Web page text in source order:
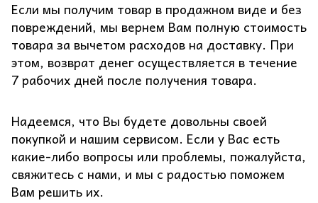
Если мы получим товар в продажном виде и без
повреждений, мы вернем Вам полную стоимость
товара за вычетом расходов на доставку. При
этом, возврат денег осуществляется в течение
7 рабочих дней после получения товара.
Надеемся, что Вы будете довольны своей
покупкой и нашим сервисом. Если у Вас есть
какие-либо вопросы или проблемы, пожалуйста,
свяжитесь с нами, и мы с радостью поможем
Вам решить их.